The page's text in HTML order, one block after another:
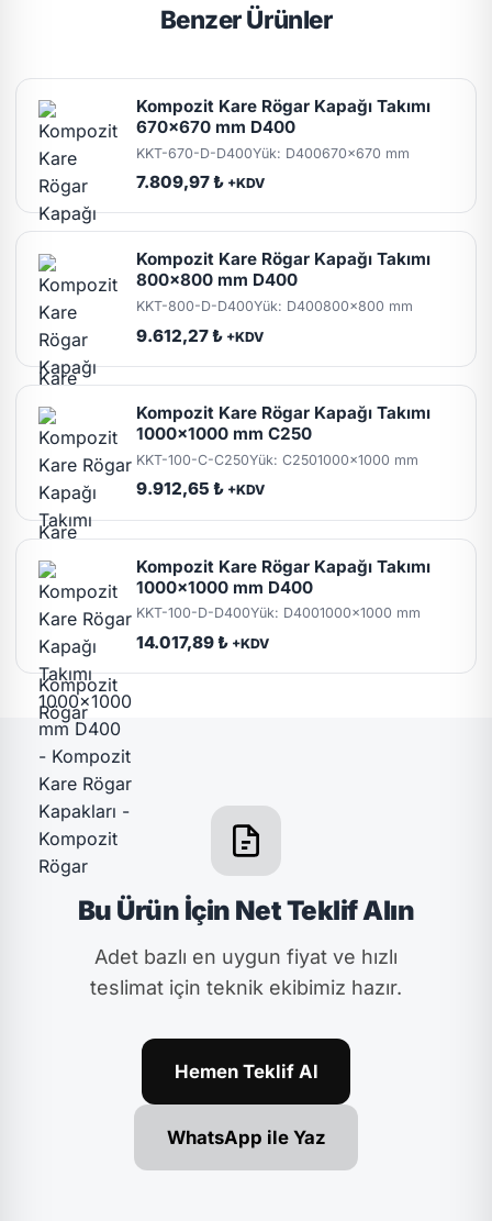
Benzer Ürünler
Kompozit Kare Rögar Kapağı Takımı
670x670 mm D400
KKT-670-D-D400Yük: D400670x670 mm
7.809,97 ₺ +KDV
Kompozit Kare Rögar Kapağı Takımı
800x800 mm D400
KKT-800-D-D400Yük: D400800x800 mm
9.612,27 ₺ +KDV
Kompozit Kare Rögar Kapağı Takımı
1000x1000 mm C250
KKT-100-C-C250Yük: C2501000x1000 mm
9.912,65 ₺ +KDV
Kompozit Kare Rögar Kapağı Takımı
1000x1000 mm D400
KKT-100-D-D400Yük: D4001000x1000 mm
14.017,89 ₺ +KDV
Bu Ürün İçin Net Teklif Alın
Adet bazlı en uygun fiyat ve hızlı
teslimat için teknik ekibimiz hazır.
Hemen Teklif Al
WhatsApp ile Yaz